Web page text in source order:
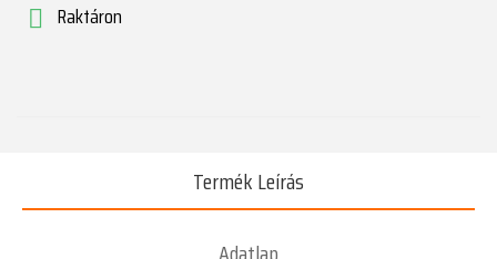
 Raktáron
Termék Leírás